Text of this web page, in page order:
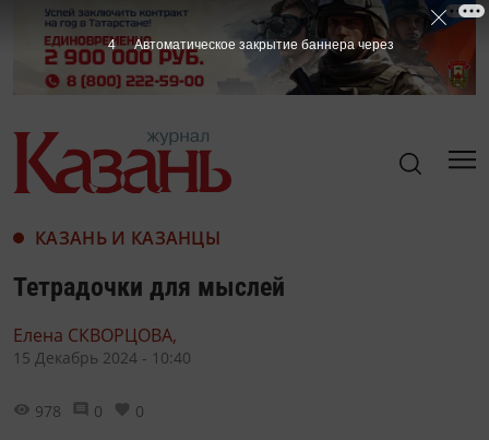
КАЗАНЬ И КАЗАНЦЫ
Тетрадочки для мыслей
Елена СКВОРЦОВА,
15 Декабрь 2024 - 10:40
978 0 0
3 Автоматическое закрытие баннера через